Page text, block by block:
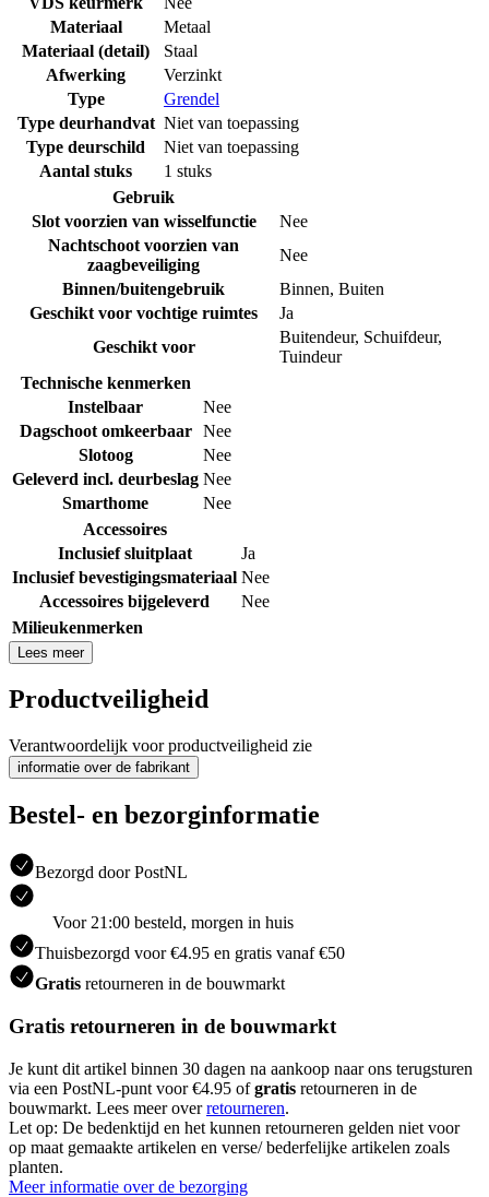
Materiaal
Metaal
Materiaal (detail)
Staal
Afwerking
Verzinkt
Type
Grendel
Type deurhandvat Niet van toepassing
Type deurschild
Niet van toepassing
Aantal stuks
1 stuks
Gebruik
Slot voorzien van wisselfunctie
Nee
Nachtschoot voorzien van
zaagbeveiliging
Nee
Binnen/buitengebruik
Binnen, Buiten
Geschikt voor vochtige ruimtes
Ja
Geschikt voor
Buitendeur, Schuifdeur,
Tuindeur
Technische kenmerken
Instelbaar
Nee
Dagschoot omkeerbaar
Nee
Slotoog
Nee
Geleverd incl. deurbeslag Nee
Smarthome
Nee
Accessoires
Inclusief sluitplaat
Ja
Inclusief bevestigingsmateriaal Nee
Accessoires bijgeleverd
Nee
Milieukenmerken
Lees meer
Productveiligheid
Verantwoordelijk voor productveiligheid zie
informatie over de fabrikant
Bestel- en bezorginformatie
Bezorgd door PostNL
Voor 21:00 besteld, morgen in huis
Thuisbezorgd voor €4.95 en gratis vanaf €50
Gratis retourneren in de bouwmarkt
Gratis retourneren in de bouwmarkt
Je kunt dit artikel binnen 30 dagen na aankoop naar ons terugsturen
via een PostNL-punt voor €4.95 ofgratis retourneren in de
bouwmarkt. Lees meer overretourneren.
Let op: De bedenktijd en het kunnen retourneren gelden niet voor
op maat gemaakte artikelen en verse/ bederfelijke artikelen zoals
planten.
Meer informatie over de bezorging